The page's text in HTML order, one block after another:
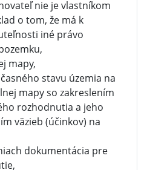
nie je vlastníkom
o tom, že má k
iné právo
mapy,
stavu územia na
mapy so zakreslením
rozhodnutia a jeho
väzieb (účinkov) na
dokumentácia pre